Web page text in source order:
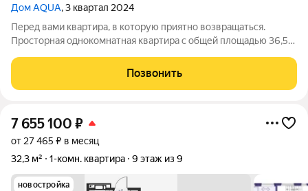
Дом AQUA, 3 квартал 2024
Перед вами квартира, в которую приятно возвращаться.
Просторная однокомнатная квартира с общей площадью 36,5
тех, кто ценит комфорт, уют и качество жизни. Светлые
комнаты, вид во двор,
Позвонить
7 655 100 ₽
от 27 465 ₽ в месяц
32,3 м²
1-комн. квартира 9 этаж из 9
новостройка